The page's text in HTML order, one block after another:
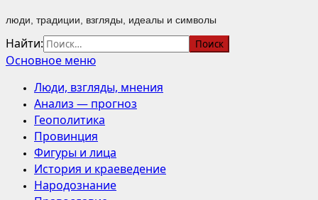
люди, традиции, взгляды, идеалы и символы
Найти:
Основное меню
Люди, взгляды, мнения
Анализ — прогноз
Геополитика
Провинция
Фигуры и лица
История и краеведение
Народознание